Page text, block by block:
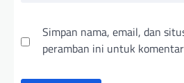
Simpan nama, email, dan
peramban ini untuk